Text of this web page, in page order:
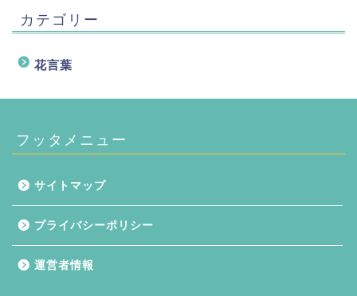
カテゴリー
花言葉
フッタメニュー
サイトマップ
プライバシーポリシー
運営者情報